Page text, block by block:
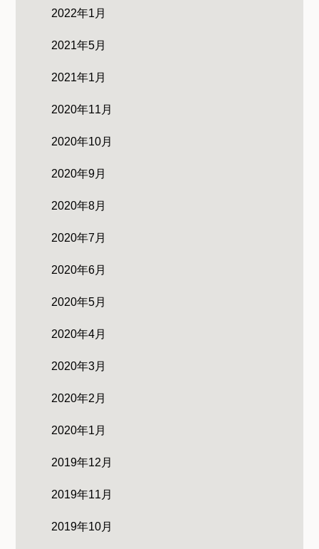
2022年1月
2021年5月
2021年1月
2020年11月
2020年10月
2020年9月
2020年8月
2020年7月
2020年6月
2020年5月
2020年4月
2020年3月
2020年2月
2020年1月
2019年12月
2019年11月
2019年10月